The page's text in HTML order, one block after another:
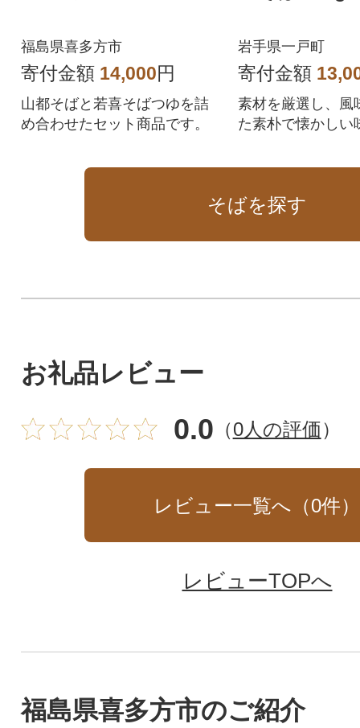
福島県喜多方市
寄付金額 14,000円
山都そばと若喜そばつゆを詰
め合わせたセット商品です。
岩手県一戸町
寄付金額
素材を厳選し、風
た素朴で懐かしい
そばを探す
お礼品レビュー
0.0 （0人の評価）
レビュー一覧へ（0件）
レビューTOPへ
福島県喜多方市のご紹介